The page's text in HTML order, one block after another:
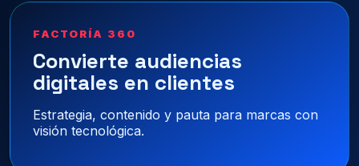
FACTORÍA 360
Convierte audiencias
digitales en clientes
Estrategia, contenido y pauta para marcas con
visión tecnológica.